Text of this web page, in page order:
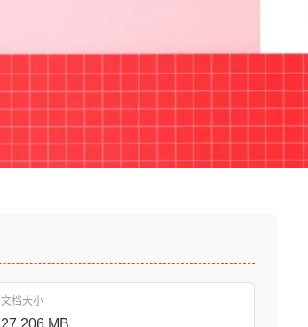
文档大小
27.206 MB